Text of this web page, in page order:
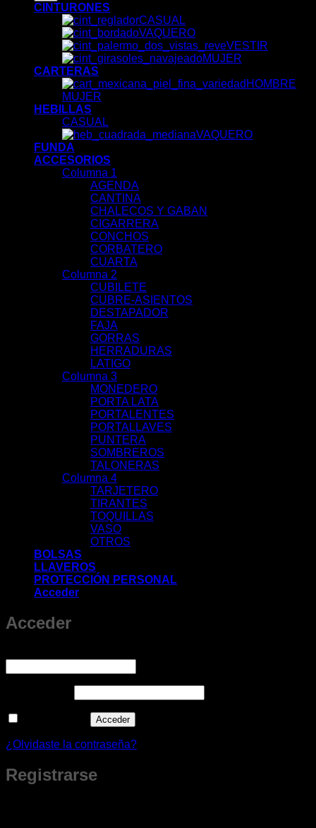
CINTURONES
CASUAL
VAQUERO
VESTIR
MUJER
CARTERAS
HOMBRE
MUJER
HEBILLAS
CASUAL
VAQUERO
FUNDA
ACCESORIOS
Columna 1
AGENDA
CANTINA
CHALECOS Y GABAN
CIGARRERA
CONCHOS
CORBATERO
CUARTA
Columna 2
CUBILETE
CUBRE-ASIENTOS
DESTAPADOR
FAJA
GORRAS
HERRADURAS
LATIGO
Columna 3
MONEDERO
PORTA LATA
PORTALENTES
PORTALLAVES
PUNTERA
SOMBREROS
TALONERAS
Columna 4
TARJETERO
TIRANTES
TOQUILLAS
VASO
OTROS
BOLSAS
LLAVEROS
PROTECCIÓN PERSONAL
Acceder
Acceder
Acceder
¿Olvidaste la contraseña?
Registrarse